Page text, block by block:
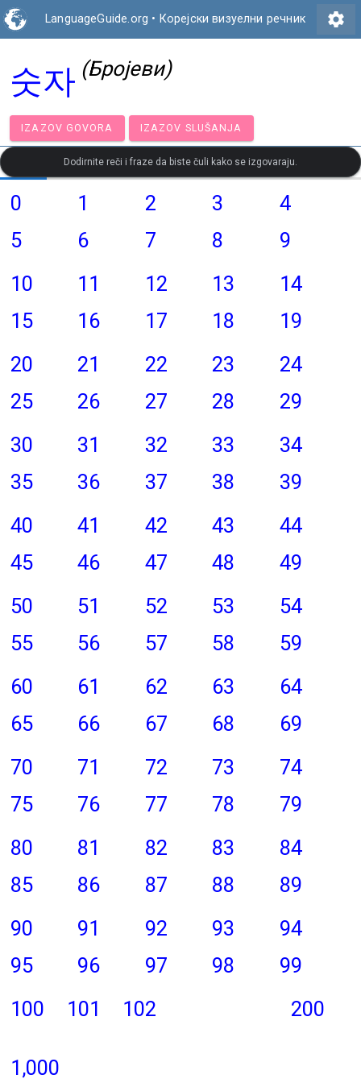
LanguageGuide.org • Корејски визуелни речник settings
숫자 (Бројеви)
IZAZOV GOVORA IZAZOV SLUŠANJA
Dodirnite reči i fraze da biste čuli kako se izgovaraju.
0 1 2 3
4
5
6 7 8
9
10
11 12 13
14
15
16 17 18
19
20
21 22 23
24
25
26 27 28
29
30
31 32 33
34
35
36 37 38
39
40
41 42 43
44
45
46 47 48
49
50
51 52 53
54
55
56 57 58
59
60
61 62 63
64
65
66 67 68
69
70
71 72 73
74
75
76 77 78
79
80
81 82 83
84
85
86 87 88
89
90
91 92 93
94
95
96 97 98
99
100
101 102 200
1,000